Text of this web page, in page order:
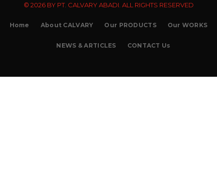
© 2026 BY PT. CALVARY ABADI. ALL RIGHTS RESERVED
Home About CALVARY Our PRODUCTS Our WORKS
NEWS & ARTICLES CONTACT Us